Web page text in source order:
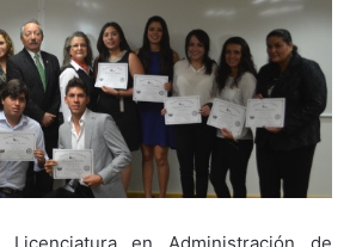
en Administración de